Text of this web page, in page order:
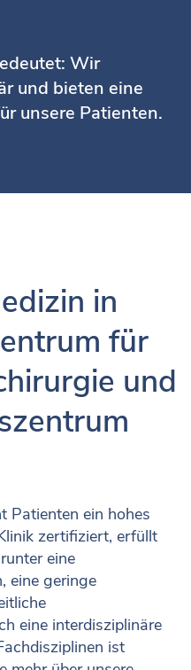
Wir
und bieten eine
unsere Patienten.
in
für
und
Patienten ein hohes
zertifiziert, erfüllt
eine
eine geringe
eine interdisziplinäre
ist